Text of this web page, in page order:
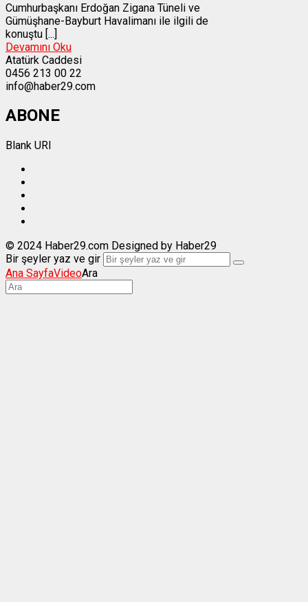
Cumhurbaşkanı Erdoğan Zigana Tüneli ve
Gümüşhane-Bayburt Havalimanı ile ilgili de
konuştu [...]
Devamını Oku
Atatürk Caddesi
0456 213 00 22
info@haber29.com
ABONE
Blank URI
© 2024 Haber29.com Designed by Haber29
Bir şeyler yaz ve gir
Ana SayfaVideoAra